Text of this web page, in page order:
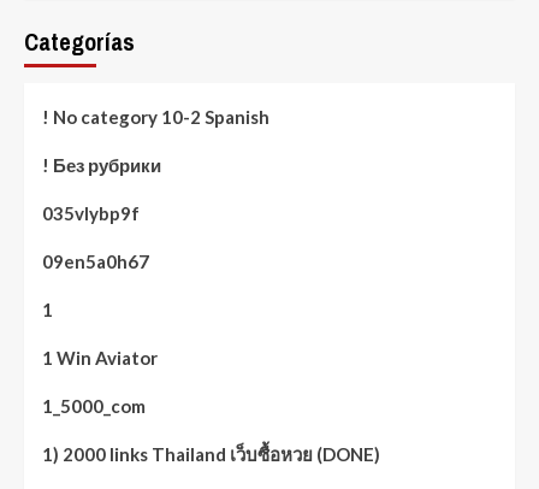
Categorías
! No category 10-2 Spanish
! Без рубрики
035vlybp9f
09en5a0h67
1
1 Win Aviator
1_5000_com
1) 2000 links Thailand เว็บซื้อหวย (DONE)